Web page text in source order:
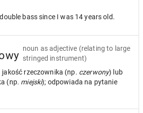
bass since I was 14 years old.
noun as adjective (relating to large
stringed instrument)
jakość rzeczownika (np. czerwony) lub
(np. miejski); odpowiada na pytanie